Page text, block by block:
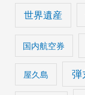
世界遺産
国内航空券
屋久島 弾